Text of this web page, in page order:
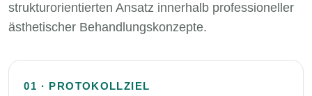
strukturorientierten Ansatz innerhalb professioneller
ästhetischer Behandlungskonzepte.
01 · PROTOKOLLZIEL